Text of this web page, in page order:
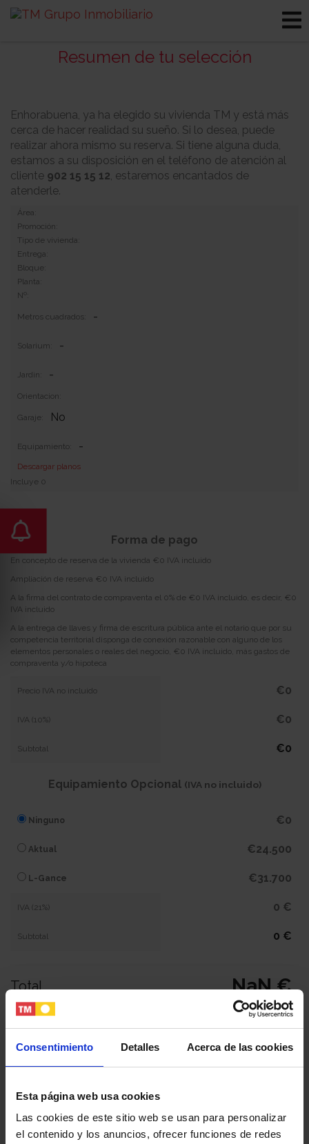
Consentimiento Detalles Acerca de las cookies
Esta página web usa cookies
Las cookies de este sitio web se usan para personalizar
el contenido y los anuncios, ofrecer funciones de redes
Resumen de tu selección
Enhorabuena, ya ha elegido su vivienda TM y está más
cerca de hacer realidad su sueño. Si lo desea, puede
realizar ahora mismo su reserva. Si tiene alguna duda,
estamos a su disposición en el teléfono de atención al
cliente 902 15 15 12, estaremos encantados de
atenderle.
Área:
Promoción:
Tipo de vivienda:
Entrega:
Bloque:
Planta:
Nº:
Metros cuadrados: -
Solarium: -
Jardin: -
Orientacion:
Garaje: No
Equipamiento: -
Descargar planos
Incluye 0
Tu nombre y apellidos
Tu teléfono
Forma de pago
En concepto de reserva de la vivienda €0 IVA incluido
Ampliación de reserva €0 IVA incluido
A la firma del contrato de compraventa el 0% de €0 IVA incluido, es decir, €0
IVA incluido
A la entrega de llaves y firma de escritura pública ante el notario que por su
competencia territorial disponga de conexión razonable con alguno de los
elementos personales o reales del negocio, €0 IVA incluido, más gastos de
compraventa y/o hipoteca
Precio IVA no incluido €0
IVA (10%) €0
Subtotal €0
Equipamiento Opcional (IVA no incluido)
Ninguno €0
Aktual €24.500
L-Gance €31.700
IVA (21%) 0 €
Subtotal 0 €
Total NaN €